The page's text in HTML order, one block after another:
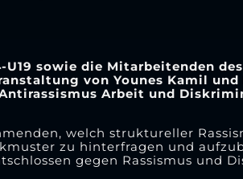
sowie die Mitarbeitenden
von Younes Kamil und
Arbeit und
welch struktureller
zu hinterfragen und
gegen Rassismus und